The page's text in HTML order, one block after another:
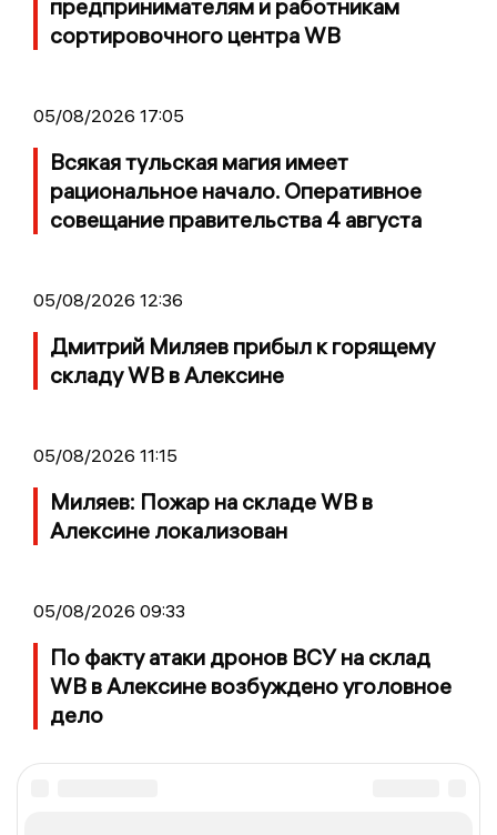
предпринимателям и работникам
сортировочного центра WB
05/08/2026 17:05
Всякая тульская магия имеет
рациональное начало. Оперативное
совещание правительства 4 августа
05/08/2026 12:36
Дмитрий Миляев прибыл к горящему
складу WB в Алексине
05/08/2026 11:15
Миляев: Пожар на складе WB в
Алексине локализован
05/08/2026 09:33
По факту атаки дронов ВСУ на склад
WB в Алексине возбуждено уголовное
дело